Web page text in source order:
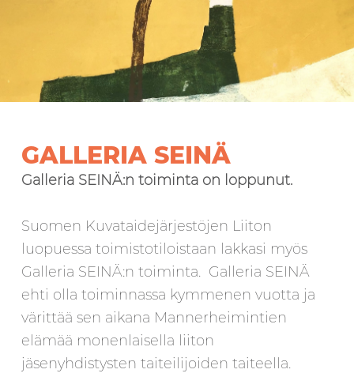
GALLERIA SEINÄ
Galleria SEINÄ:n toiminta on loppunut.
Suomen Kuvataidejärjestöjen Liiton
luopuessa toimistotiloistaan lakkasi myös
Galleria SEINÄ:n toiminta. Galleria SEINÄ
ehti olla toiminnassa kymmenen vuotta ja
värittää sen aikana Mannerheimintien
elämää monenlaisella liiton
jäsenyhdistysten taiteilijoiden taiteella.